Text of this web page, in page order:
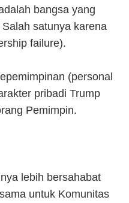
bangsa yang
satunya karena
failure).
(personal
pribadi Trump
Pemimpin.
lebih bersahabat
untuk Komunitas